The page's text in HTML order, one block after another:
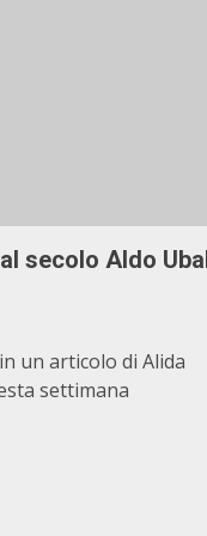
secolo Aldo
un articolo di Alida
settimana